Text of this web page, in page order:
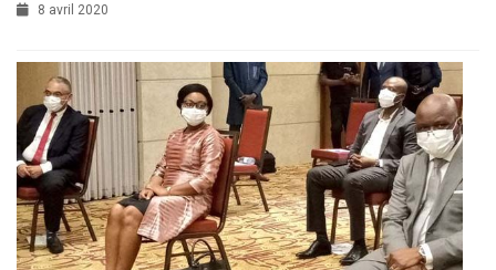
8 avril 2020